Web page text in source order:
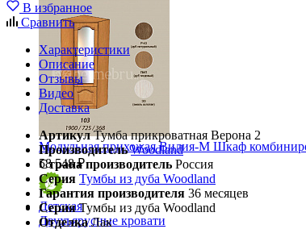
Модульная прихожая Вилия-М Шкаф
58 548 ₽
Детская
Двухъярусные кровати
В избранное
Сравнить
Характеристики
Описание
Отзывы
Видео
Доставка
Артикул Тумба прикроватная Верона 2
Производитель Woodland
Страна производитель Россия
Серия Тумбы из дуба Woodland
Гарантия производителя 36 месяцев
Серия Тумбы из дуба Woodland
Отделка Лак